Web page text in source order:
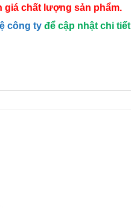
giá chất lượng sản phẩm.
công ty để cập nhật chi tiết